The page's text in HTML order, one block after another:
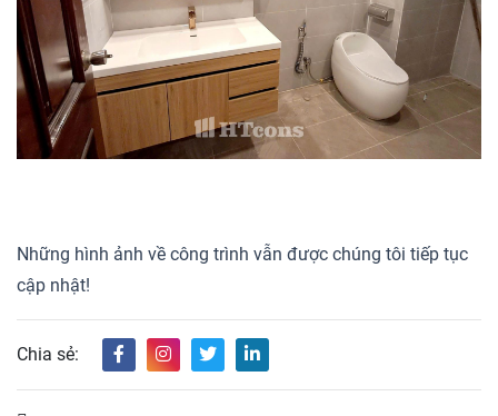
Những hình ảnh về công trình vẫn được chúng tôi tiếp tục
cập nhật!
Chia sẻ: